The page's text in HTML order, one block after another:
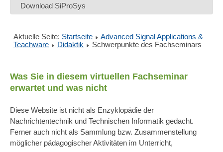
Download SiProSys
Aktuelle Seite: Startseite
Advanced Signal Applications &
Teachware
Didaktik Schwerpunkte des Fachseminars
Was Sie in diesem virtuellen Fachseminar
erwartet und was nicht
Diese Website ist nicht als Enzyklopädie der
Nachrichtentechnik und Technischen Informatik gedacht.
Ferner auch nicht als Sammlung bzw. Zusammenstellung
möglicher pädagogischer Aktivitäten im Unterricht,